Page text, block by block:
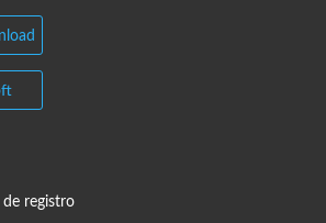
de registro